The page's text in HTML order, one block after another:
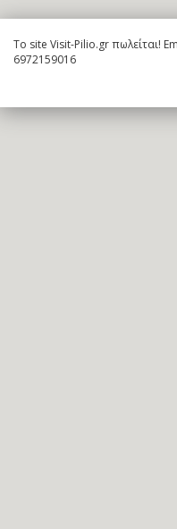
To site Visit-Pilio.gr πωλείται!
6972159016